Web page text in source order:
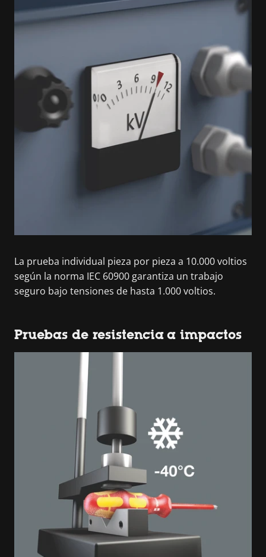
La prueba individual pieza por pieza a 10.000 voltios
según la norma IEC 60900 garantiza un trabajo
seguro bajo tensiones de hasta 1.000 voltios.
Pruebas de resistencia a impactos